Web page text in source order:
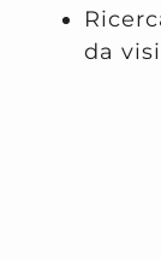
da